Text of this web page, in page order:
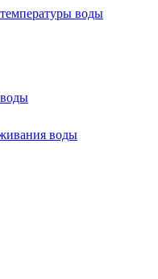
воды
воды